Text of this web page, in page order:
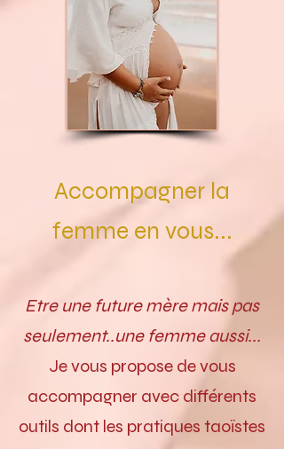
Accompagner la
femme en vous...
Etre une future mère mais pas
seulement..une femme aussi...
Je vous propose de vous
accompagner avec différents
outils dont les pratiques taoïstes